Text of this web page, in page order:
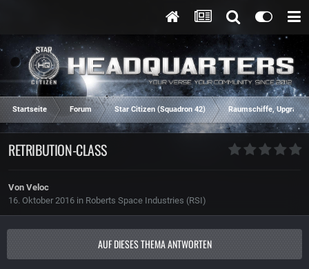
Startseite Forum Star Citizen (Squadron 42) Raumschiffe,
RETRIBUTION-CLASS
Von Veloc
16. Oktober 2016 in Roberts Space Industries (RSI)
AUF DIESES THEMA ANTWORTEN